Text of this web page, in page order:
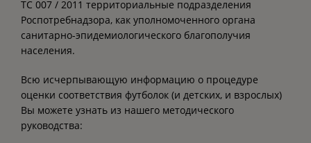
ТС 007 / 2011 территориальные подразделения
Роспотребнадзора, как уполномоченного органа
санитарно-эпидемиологического благополучия
населения.
Всю исчерпывающую информацию о процедуре
оценки соответствия футболок (и детских, и взрослых)
Вы можете узнать из нашего методического
руководства: